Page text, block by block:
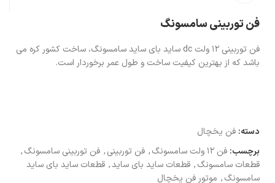
فن توربینی سامسونگ
فن توربینی ۱۲ ولت dc ساید بای ساید سامسونگ، ساخت کشور کره می
باشد که از بهترین کیفیت ساخت و طول عمر برخوردار است.
دسته: فن یخچال
برچسب: فن ۱۲ ولت سامسونگ , فن توربینی, فن توربینی سامسونگ,
قطعات سامسونگ, قطعات ساید بای ساید, قطعات ساید بای ساید
سامسونگ, موتور فن یخچال